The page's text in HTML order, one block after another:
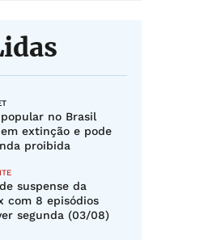
no Brasil
extinção e pode
proibida
suspense da
com 8 episódios
segunda (03/08)